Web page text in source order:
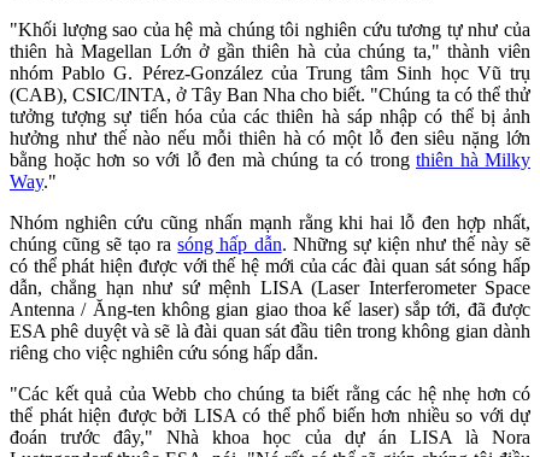
"Khối lượng sao của hệ mà chúng tôi nghiên cứu tương tự như của
thiên hà Magellan Lớn ở gần thiên hà của chúng ta," thành viên
nhóm Pablo G. Pérez-González của Trung tâm Sinh học Vũ trụ
(CAB), CSIC/INTA, ở Tây Ban Nha cho biết. "Chúng ta có thể thử
tưởng tượng sự tiến hóa của các thiên hà sáp nhập có thể bị ảnh
hưởng như thế nào nếu mỗi thiên hà có một lỗ đen siêu nặng lớn
bằng hoặc hơn so với lỗ đen mà chúng ta có trong thiên hà Milky
Way."
Nhóm nghiên cứu cũng nhấn mạnh rằng khi hai lỗ đen hợp nhất,
chúng cũng sẽ tạo rasóng hấp dẫn. Những sự kiện như thế này sẽ
có thể phát hiện được với thế hệ mới của các đài quan sát sóng hấp
dẫn, chẳng hạn như sứ mệnh LISA (Laser Interferometer Space
Antenna / Ăng-ten không gian giao thoa kế laser) sắp tới, đã được
ESA phê duyệt và sẽ là đài quan sát đầu tiên trong không gian dành
riêng cho việc nghiên cứu sóng hấp dẫn.
"Các kết quả của Webb cho chúng ta biết rằng các hệ nhẹ hơn có
thể phát hiện được bởi LISA có thể phổ biến hơn nhiều so với dự
đoán trước đây," Nhà khoa học của dự án LISA là Nora